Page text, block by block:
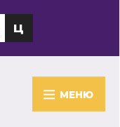
МЕНЮ
Ц